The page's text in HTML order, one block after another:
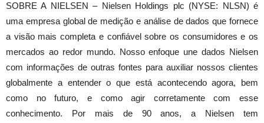
SOBRE A NIELSEN – Nielsen Holdings plc (NYSE: NLSN) é
uma empresa global de medição e análise de dados que fornece
a visão mais completa e confiável sobre os consumidores e os
mercados ao redor mundo. Nosso enfoque une dados Nielsen
com informações de outras fontes para auxiliar nossos clientes
globalmente a entender o que está acontecendo agora, bem
como no futuro, e como agir corretamente com esse
conhecimento. Por mais de 90 anos, a Nielsen tem